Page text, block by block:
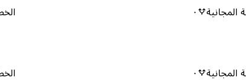
المجانية ٠
المجانية ٠